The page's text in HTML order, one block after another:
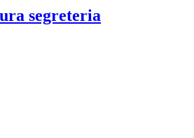
segreteria